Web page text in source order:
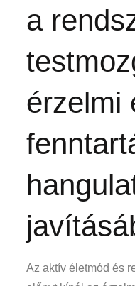
a
érzelmi
Az aktív életmód és